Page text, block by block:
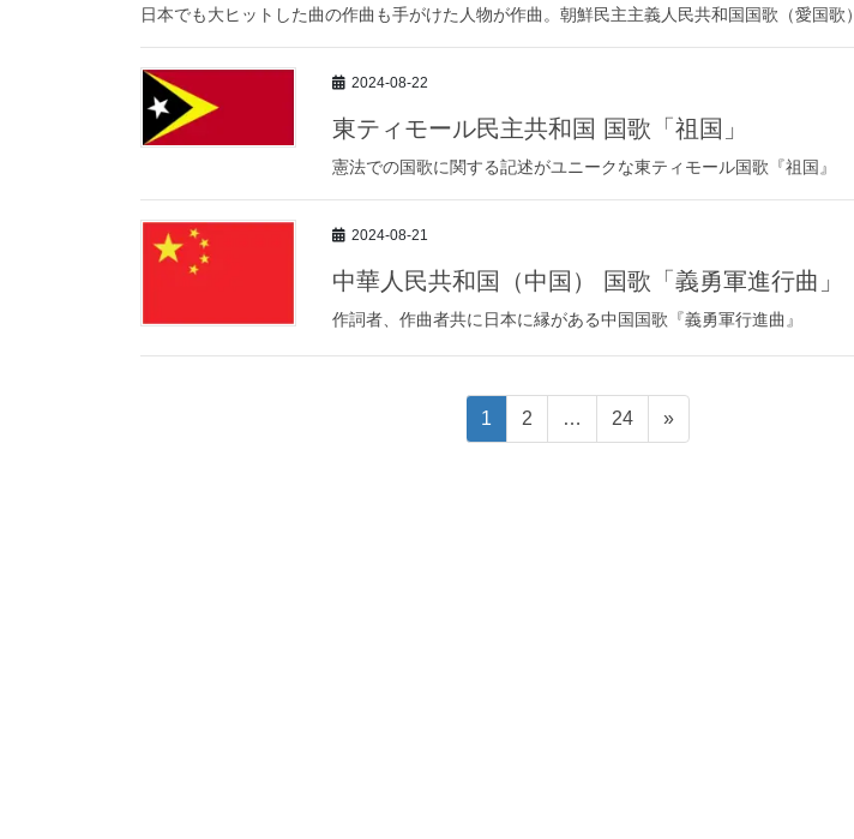
日本でも大ヒットした曲の作曲も手がけた人物が作曲。朝鮮民主主義人民共和国国歌（愛国歌）
2024-08-22
東ティモール民主共和国 国歌「祖国」
憲法での国歌に関する記述がユニークな東ティモール国歌『祖国』
2024-08-21
中華人民共和国（中国） 国歌「義勇軍進行曲」
作詞者、作曲者共に日本に縁がある中国国歌『義勇軍行進曲』
1 2 … 24 »